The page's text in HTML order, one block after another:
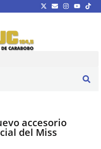
accesorio
del Miss